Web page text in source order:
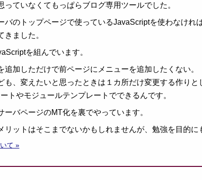
ていなくてもっぱらブログ専用ツールでした。
バのトップページで使っているJavaScriptを使わなけれ
きました。
を組んでいます。
追加しただけで前ページにメニューを追加したくない。
、変えたいと思ったときは１カ所だけ変更する作りと
トやモジュールテンプレートでできるんです。
バページのMT化を裏でやっています。
ットはそこまでないかもしれませんが、勉強を目的に
て »